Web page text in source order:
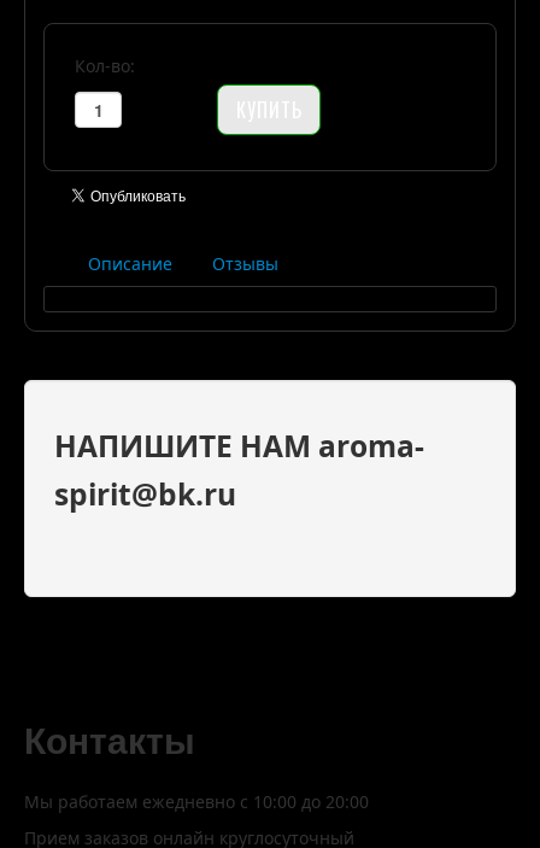
Кол-во:
Описание Отзывы
НАПИШИТЕ НАМ aroma-
spirit@bk.ru
Контакты
Мы работаем ежедневно с 10:00 до 20:00
Прием заказов онлайн круглосуточный